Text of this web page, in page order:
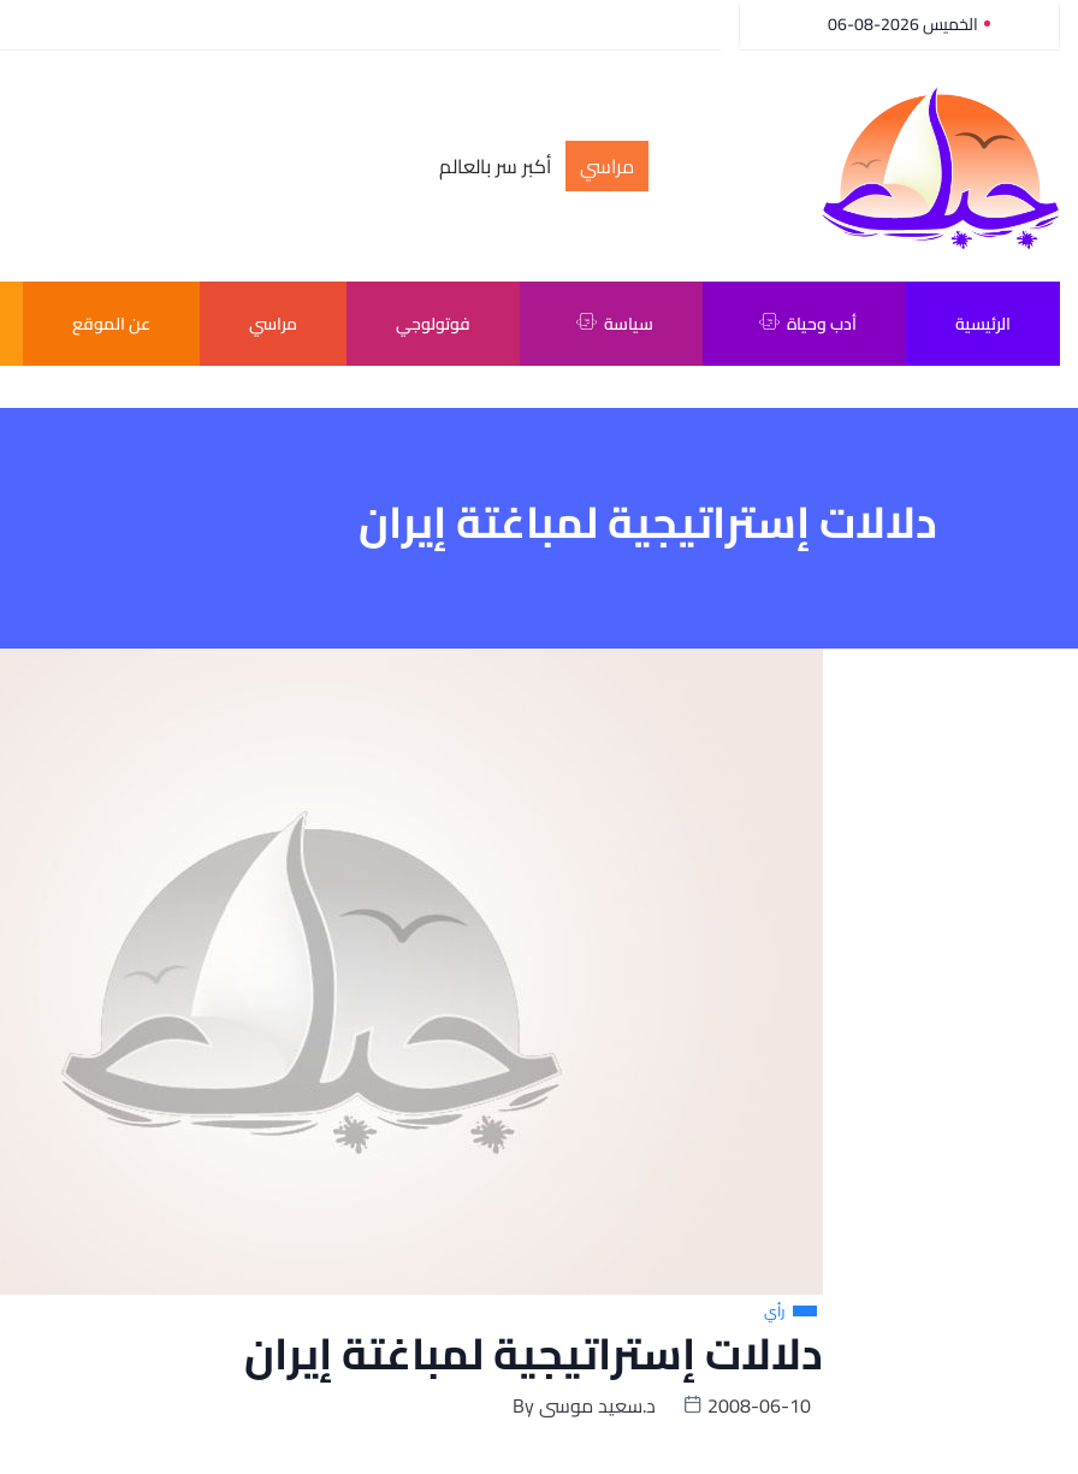
الخميس 2026-08-06
مراسي أكبر سر بالعالم
الرئيسية أدب وحياة سياسة فوتولوجي مراسي عن الموقع
دلالات إستراتيجية لمباغتة إيران
رأي
دلالات إستراتيجية لمباغتة إيران
Byد.سعيد موسى 2008-06-10